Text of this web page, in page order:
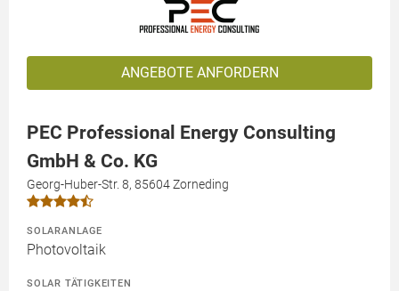
ANGEBOTE ANFORDERN
PEC Professional Energy Consulting
GmbH & Co. KG
Georg-Huber-Str. 8, 85604 Zorneding
SOLARANLAGE
Photovoltaik
SOLAR TÄTIGKEITEN